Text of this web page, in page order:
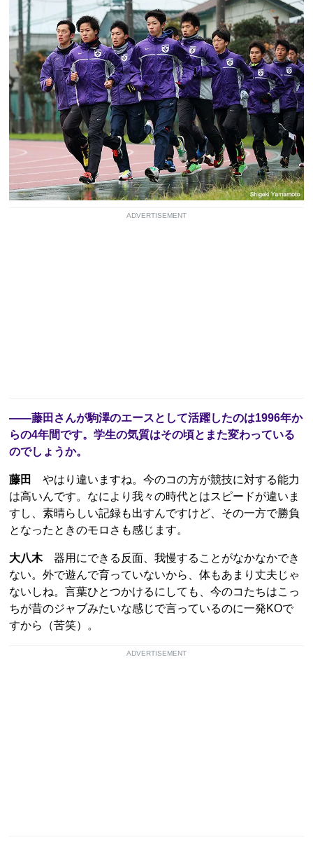
ADVERTISEMENT
――藤田さんが駒澤のエースとして活躍したのは1996年か
らの4年間です。学生の気質はその頃とまた変わっている
のでしょうか。
藤田
やはり違いますね。今のコの方が競技に対する能力
は高いんです。なにより我々の時代とはスピードが違いま
すし、素晴らしい記録も出すんですけど、その一方で勝負
となったときのモロさも感じます。
大八木器用にできる反面、我慢することがなかなかでき
ない。外で遊んで育っていないから、体もあまり丈夫じゃ
ないしね。言葉ひとつかけるにしても、今のコたちはこっ
ちが昔のジャブみたいな感じで言っているのに一発KOで
すから（苦笑）。
ADVERTISEMENT